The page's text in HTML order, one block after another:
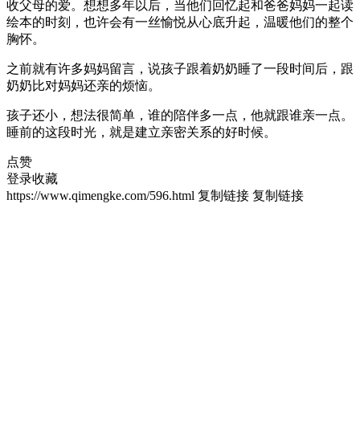
收父母的爱。想想多年以后，当他们回忆起和爸爸妈妈一起读
绘本的时刻，也许会有一丝愉悦从心底升起，温暖他们的整个
胸怀。
之前就有许多妈妈留言，说孩子跟着奶奶睡了一段时间后，跟
奶奶比对妈妈还亲的烦恼。
孩子还小，想法很简单，谁的陪伴多一点，他就跟谁亲一点。
睡前的这段时光，就是建立亲密关系的好时候。
点赞
登录收藏
https://www.qimengke.com/596.html 复制链接 复制链接